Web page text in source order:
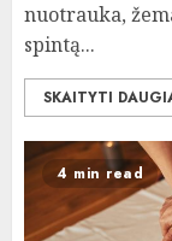
nuotrauka,
spintą...
SKAITYTI
4 min read